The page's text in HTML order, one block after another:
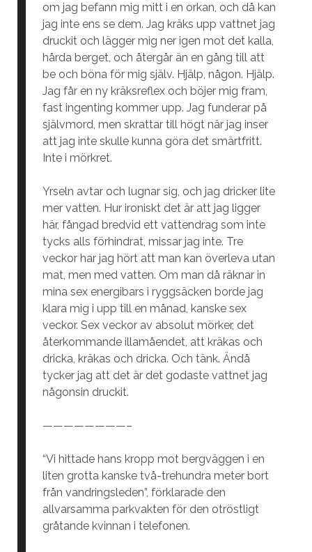
om jag befann mig mitt i en orkan, och då kan
jag inte ens se dem. Jag kräks upp vattnet jag
druckit och lägger mig ner igen mot det kalla,
hårda berget, och återgår än en gång till att
be och böna för mig själv. Hjälp, någon. Hjälp.
Jag får en ny kräksreflex och böjer mig fram,
fast ingenting kommer upp. Jag funderar på
självmord, men skrattar till högt när jag inser
att jag inte skulle kunna göra det smärtfritt.
Inte i mörkret.
Yrseln avtar och lugnar sig, och jag dricker lite
mer vatten. Hur ironiskt det är att jag ligger
här, fångad bredvid ett vattendrag som inte
tycks alls förhindrat, missar jag inte. Tre
veckor har jag hört att man kan överleva utan
mat, men med vatten. Om man då räknar in
mina sex energibars i ryggsäcken borde jag
klara mig i upp till en månad, kanske sex
veckor. Sex veckor av absolut mörker, det
återkommande illamåendet, att kräkas och
dricka, kräkas och dricka. Och tänk. Ändå
tycker jag att det är det godaste vattnet jag
någonsin druckit.
————————–
“Vi hittade hans kropp mot bergväggen i en
liten grotta kanske två-trehundra meter bort
från vandringsleden”, förklarade den
allvarsamma parkvakten för den otröstligt
gråtande kvinnan i telefonen.